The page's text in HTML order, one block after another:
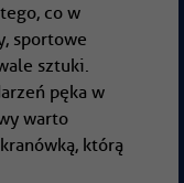
co w
sportowe
sztuki.
pęka w
warto
którą